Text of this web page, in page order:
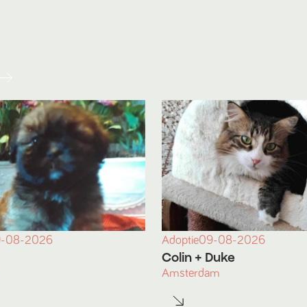
08-2026 Adoptie09-08-2026
Colin + Duke
Amsterdam